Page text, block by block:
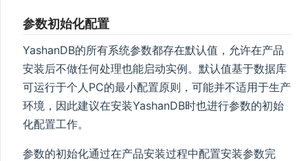
参数初始化配置
YashanDB的所有系统参数都存在默认值，允许在产品
安装后不做任何处理也能启动实例。默认值基于数据库
可运行于个人PC的最小配置原则，可能并不适用于生产
环境，因此建议在安装YashanDB时也进行参数的初始
化配置工作。
参数的初始化通过在产品安装过程中配置安装参数完